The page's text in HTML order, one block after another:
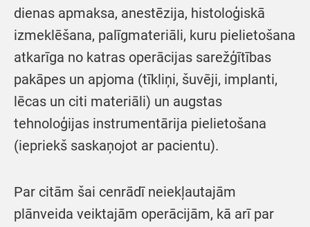
dienas apmaksa, anestēzija, histoloģiskā
izmeklēšana, palīgmateriāli, kuru pielietošana
atkarīga no katras operācijas sarežģītības
pakāpes un apjoma (tīkliņi, šuvēji, implanti,
lēcas un citi materiāli) un augstas
tehnoloģijas instrumentārija pielietošana
(iepriekš saskaņojot ar pacientu).
Par citām šai cenrādī neiekļautajām
plānveida veiktajām operācijām, kā arī par